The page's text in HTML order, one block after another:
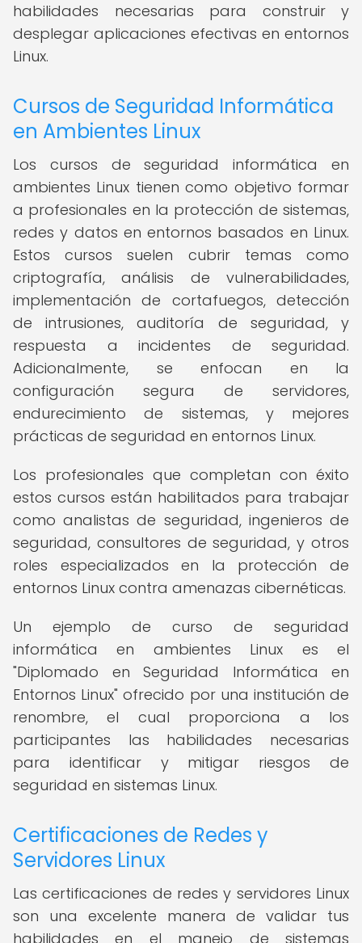
habilidades necesarias para construir y
desplegar aplicaciones efectivas en entornos
Linux.
Cursos de Seguridad Informática
en Ambientes Linux
Los cursos de seguridad informática en
ambientes Linux tienen como objetivo formar
a profesionales en la protección de sistemas,
redes y datos en entornos basados en Linux.
Estos cursos suelen cubrir temas como
criptografía, análisis de vulnerabilidades,
implementación de cortafuegos, detección
de intrusiones, auditoría de seguridad, y
respuesta a incidentes de seguridad.
Adicionalmente, se enfocan en la
configuración segura de servidores,
endurecimiento de sistemas, y mejores
prácticas de seguridad en entornos Linux.
Los profesionales que completan con éxito
estos cursos están habilitados para trabajar
como analistas de seguridad, ingenieros de
seguridad, consultores de seguridad, y otros
roles especializados en la protección de
entornos Linux contra amenazas cibernéticas.
Un ejemplo de curso de seguridad
informática en ambientes Linux es el
"Diplomado en Seguridad Informática en
Entornos Linux" ofrecido por una institución de
renombre, el cual proporciona a los
participantes las habilidades necesarias
para identificar y mitigar riesgos de
seguridad en sistemas Linux.
Certificaciones de Redes y
Servidores Linux
Las certificaciones de redes y servidores Linux
son una excelente manera de validar tus
habilidades en el manejo de sistemas